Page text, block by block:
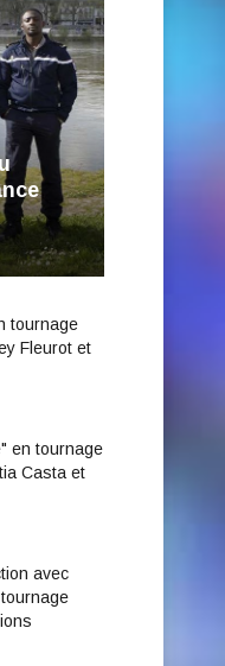
tournage
Fleurot et
en tournage
Casta et
avec